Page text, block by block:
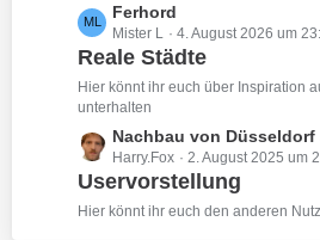
e
t
ä
g
e
e
B
r
ä
g
e
L
e
t
z
t
e
B
e
i
Ferhord
Mister L 4. August 2026 um
Reale Städte
Hier könnt ihr euch über Inspiration
unterhalten
L
e
t
z
Nachbau von Düsseldorf
Harry.Fox 2. August 2025 um
Uservorstellung
Hier könnt ihr euch den anderen